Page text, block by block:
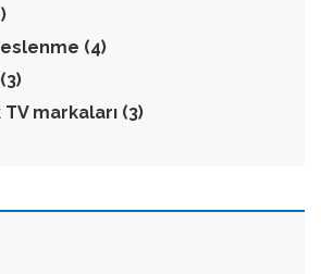
(4)
(3)
TV markaları (3)